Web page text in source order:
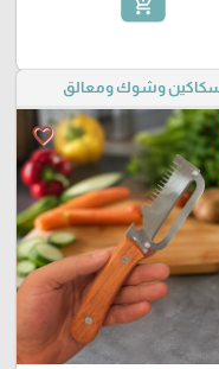
وشوك ومعالق
favorite_border